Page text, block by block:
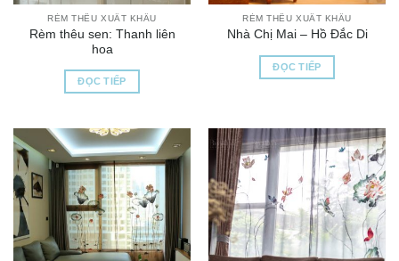
RÈM THÊU XUẤT KHẨU
Rèm thêu sen: Thanh liên
hoa
ĐỌC TIẾP
RÈM THÊU XUẤT KHẨU
Nhà Chị Mai – Hồ Đắc Di
ĐỌC TIẾP